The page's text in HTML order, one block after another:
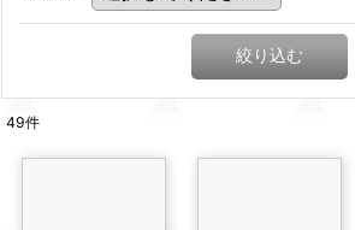
絞り込む
49件